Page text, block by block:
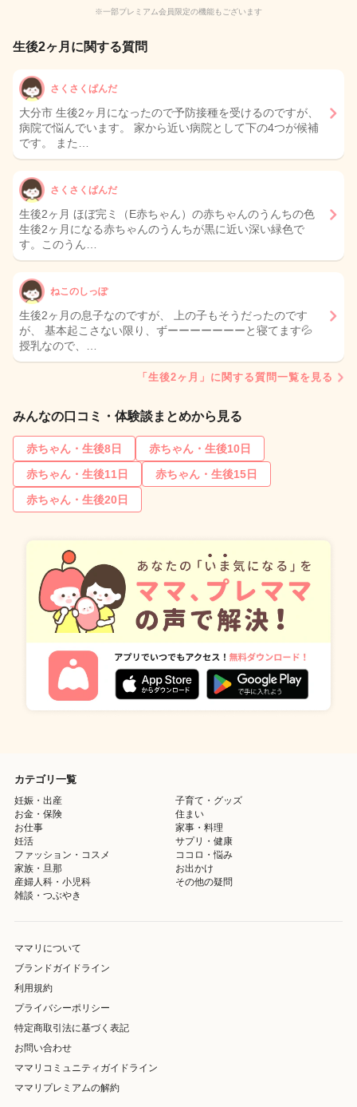
※一部プレミアム会員限定の機能もございます
生後2ヶ月に関する質問
さくさくぱんだ
大分市 生後2ヶ月になったので予防接種を受けるのですが、
病院で悩んでいます。 家から近い病院として下の4つが候補
です。 また…
さくさくぱんだ
生後2ヶ月 ほぼ完ミ（E赤ちゃん）の赤ちゃんのうんちの色
生後2ヶ月になる赤ちゃんのうんちが黒に近い深い緑色で
す。このうん…
ねこのしっぽ
生後2ヶ月の息子なのですが、 上の子もそうだったのです
が、 基本起こさない限り、ずーーーーーーーと寝てます💦
授乳なので、…
「生後2ヶ月」に関する質問一覧を見る
みんなの口コミ・体験談まとめから見る
赤ちゃん・生後8日
赤ちゃん・生後10日
赤ちゃん・生後11日
赤ちゃん・生後15日
赤ちゃん・生後20日
カテゴリ一覧
妊娠・出産
子育て・グッズ
お金・保険
住まい
お仕事
家事・料理
妊活
サプリ・健康
ファッション・コスメ
ココロ・悩み
家族・旦那
お出かけ
産婦人科・小児科
その他の疑問
雑談・つぶやき
ママリについて
ブランドガイドライン
利用規約
プライバシーポリシー
特定商取引法に基づく表記
お問い合わせ
ママリコミュニティガイドライン
ママリプレミアムの解約